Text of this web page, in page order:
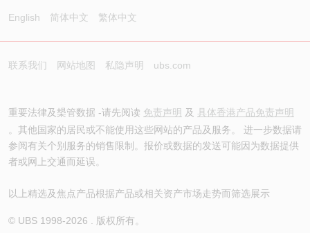
English 简体中文 繁体中文
联系我们 网站地图 私隐声明 ubs.com
重要法律及槼管数据 -请先阅读 免责声明 及 具体香港产品免责声明
。其他国家的居民或不能使用这些网站的产品及服务。 进一步数据请
参阅有关个别服务的销售限制。报价或数据的发送可能因为数据提供
者或网上交通而延误。
以上精选及焦点产品根据产品或相关资产市场走势而筛选展示
© UBS 1998-2026 . 版权所有。